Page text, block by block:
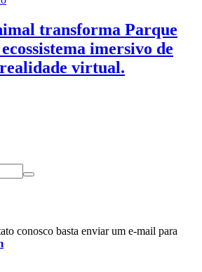
transforma Parque
imersivo de
virtual.
conosco basta enviar um e-mail para